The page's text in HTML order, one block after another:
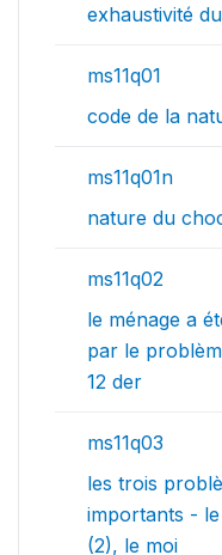
exhaustivité
ms11q01
code de la
ms11q01n
nature du
ms11q02
le ménage a
par le
12 der
ms11q03
les trois
importants -
(2), le moi